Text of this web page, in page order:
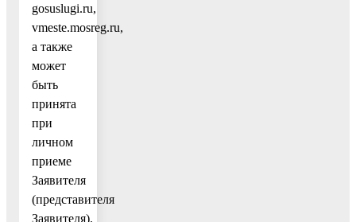
gosuslugi.ru,
vmeste.mosreg.ru,
а также
может
быть
принята
при
личном
приеме
Заявителя
(представителя
Заявителя).